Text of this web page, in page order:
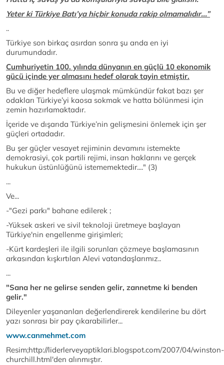
Yeter ki Türkiye Batı’ya hiçbir konuda rakip olmamalıdır...”
..
Türkiye son birkaç asırdan sonra şu anda en iyi
durumundadır.
Cumhuriyetin 100. yılında dünyanın en güçlü 10 ekonomik
gücü içinde yer almasını hedef olarak tayin etmiştir.
Bu ve diğer hedeflere ulaşmak mümkündür fakat bazı şer
odakları Türkiye’yi kaosa sokmak ve hatta bölünmesi için
zemin hazırlamaktadır.
İçeride ve dışarıda Türkiye’nin gelişmesini önlemek için şer
güçleri ortadadır.
Bu şer güçler vesayet rejiminin devamını istemekte
demokrasiyi, çok partili rejimi, insan haklarını ve gerçek
hukukun üstünlüğünü istememektedir...." (3)
...
Ve...
-"Gezi parkı" bahane edilerek ;
-Yüksek askeri ve sivil teknoloji üretmeye başlayan
Türkiye'nin engellenme girişimleri;
-Kürt kardeşleri ile ilgili sorunları çözmeye başlamasının
arkasından kışkırtılan Alevi vatandaşlarımız..
...
"Sana her ne gelirse senden gelir, zannetme ki benden
gelir."
Dileyenler yaşananları değerlendirerek kendilerine bu dört
yazı sonrası bir pay çıkarabilirler...
www.canmehmet.com
Resim;http://liderlerveyaptiklari.blogspot.com/2007/04/winston-
churchill.html'den alınmıştır.